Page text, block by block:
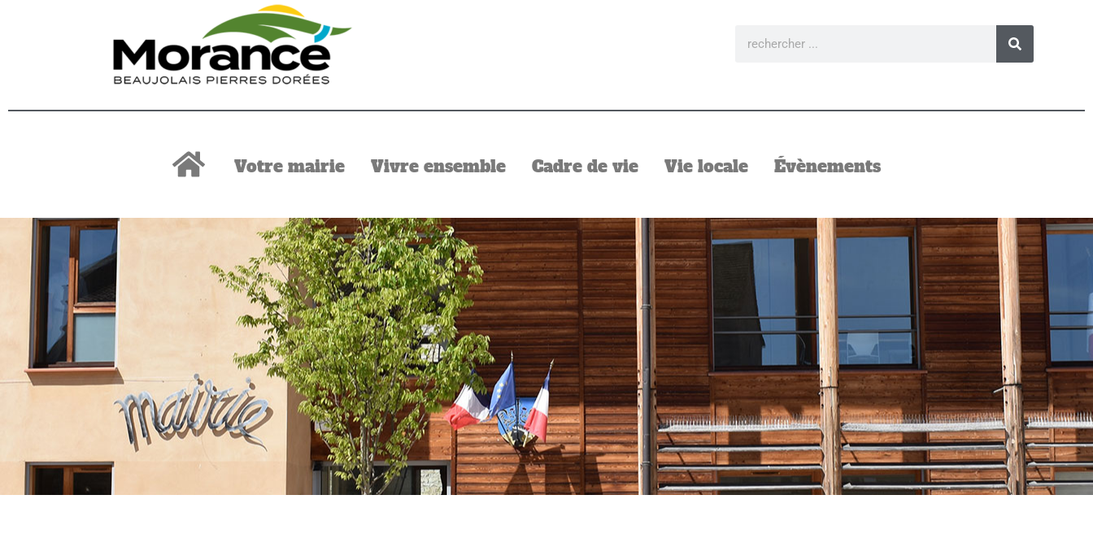
Votre mairie Vivre ensemble Cadre de vie Vie locale Évènements